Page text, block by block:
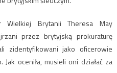
Wielkiej Brytanii Theresa May
przez brytyjską prokuraturę
zidentyfikowani jako oficerowie
oceniła, musieli oni działać za